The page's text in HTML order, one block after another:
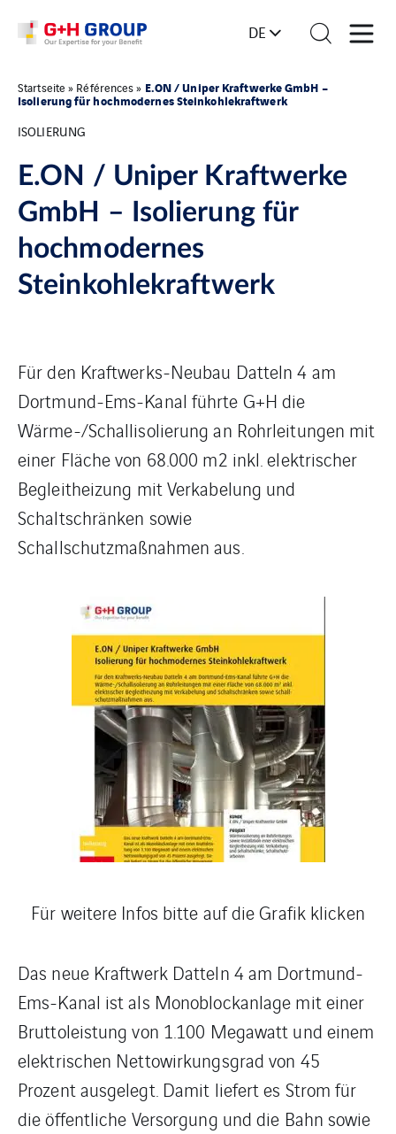
DE
Startseite » Références» E.ON / Uniper Kraftwerke GmbH –
Isolierung für hochmodernes Steinkohlekraftwerk
ISOLIERUNG
E.ON / Uniper Kraftwerke
GmbH – Isolierung für
hochmodernes
Steinkohlekraftwerk
Für den Kraftwerks-Neubau Datteln 4 am
Dortmund-Ems-Kanal führte G+H die
Wärme-/Schallisolierung an Rohrleitungen mit
einer Fläche von 68.000 m2 inkl. elektrischer
Begleitheizung mit Verkabelung und
Schaltschränken sowie
Schallschutzmaßnahmen aus.
Für weitere Infos bitte auf die Grafik klicken
Das neue Kraftwerk Datteln 4 am Dortmund-
Ems-Kanal ist als Monoblockanlage mit einer
Bruttoleistung von 1.100 Megawatt und einem
elektrischen Nettowirkungsgrad von 45
Prozent ausgelegt. Damit liefert es Strom für
die öffentliche Versorgung und die Bahn sowie